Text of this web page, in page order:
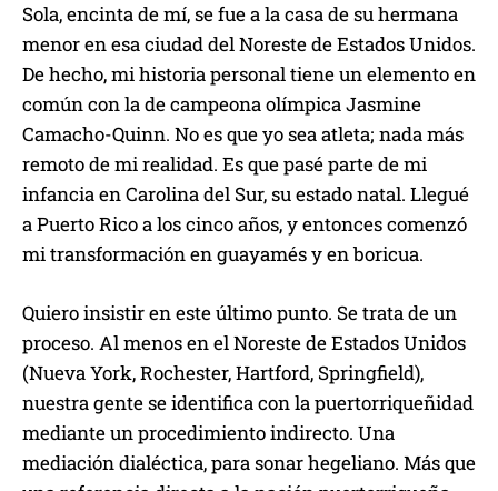
Sola, encinta de mí, se fue a la casa de su hermana
menor en esa ciudad del Noreste de Estados Unidos.
De hecho, mi historia personal tiene un elemento en
común con la de campeona olímpica Jasmine
Camacho-Quinn. No es que yo sea atleta; nada más
remoto de mi realidad. Es que pasé parte de mi
infancia en Carolina del Sur, su estado natal. Llegué
a Puerto Rico a los cinco años, y entonces comenzó
mi transformación en guayamés y en boricua.
Quiero insistir en este último punto. Se trata de un
proceso. Al menos en el Noreste de Estados Unidos
(Nueva York, Rochester, Hartford, Springfield),
nuestra gente se identifica con la puertorriqueñidad
mediante un procedimiento indirecto. Una
mediación dialéctica, para sonar hegeliano. Más que